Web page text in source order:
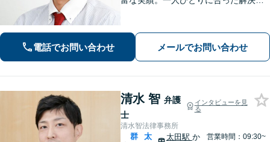
もご相談ください。
電話でお問い合わせ メールでお問い合わせ
清水 智 弁護
士
インタビューを見
る
清水智法律事務所
群
太
太田駅 か
営業時間：09:30~